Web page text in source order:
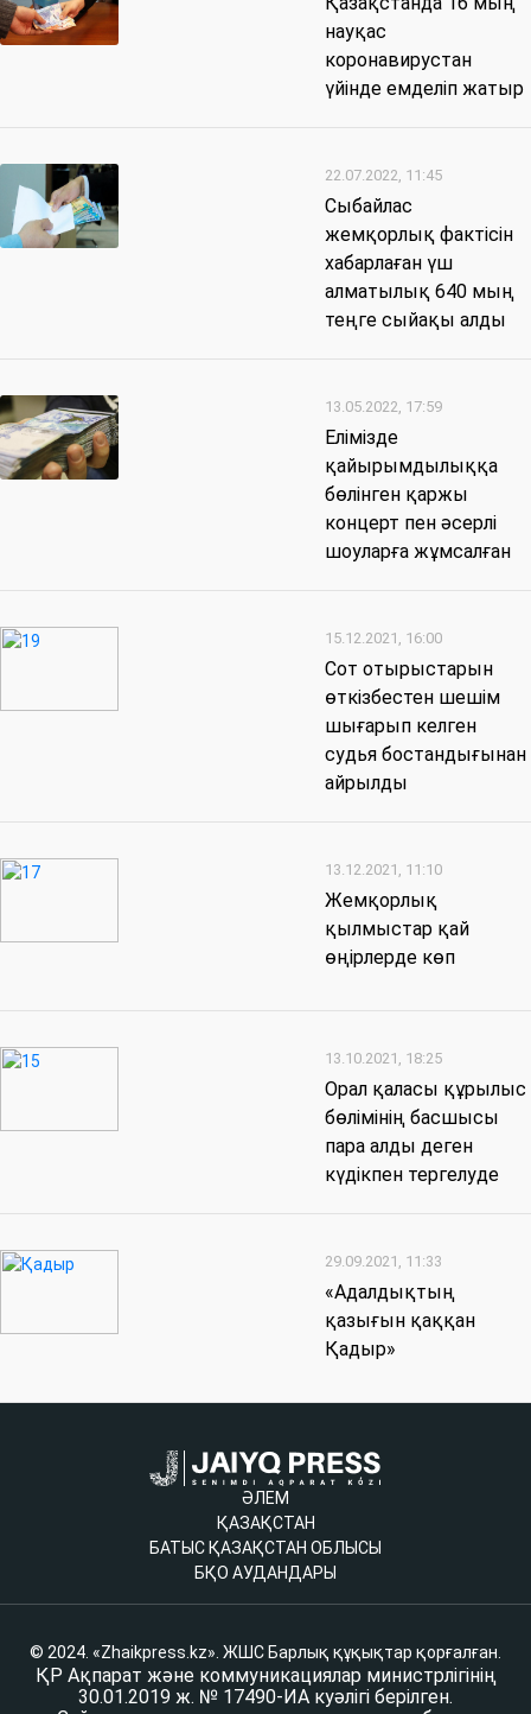
науқас
коронавирустан
үйінде емделіп жатыр
22.07.2022, 11:45
Сыбайлас
жемқорлық фактісін
хабарлаған үш
алматылық 640 мың
теңге сыйақы алды
13.05.2022, 17:59
Елімізде
қайырымдылыққа
бөлінген қаржы
концерт пен әсерлі
шоуларға жұмсалған
15.12.2021, 16:00
Сот отырыстарын
өткізбестен шешім
шығарып келген
судья бостандығынан
айрылды
13.12.2021, 11:10
Жемқорлық
қылмыстар қай
өңірлерде көп
13.10.2021, 18:25
Орал қаласы құрылыс
бөлімінің басшысы
пара алды деген
күдікпен тергелуде
29.09.2021, 11:33
«Адалдықтың
қазығын қаққан
Қадыр»
ӘЛЕМ
ҚАЗАҚСТАН
БАТЫС ҚАЗАҚСТАН ОБЛЫСЫ
БҚО АУДАНДАРЫ
© 2024. «Zhaikpress.kz». ЖШС Барлық құқықтар қорғалған.
ҚР Ақпарат және коммуникациялар министрлігінің
30.01.2019 ж. № 17490-ИА куәлігі берілген.